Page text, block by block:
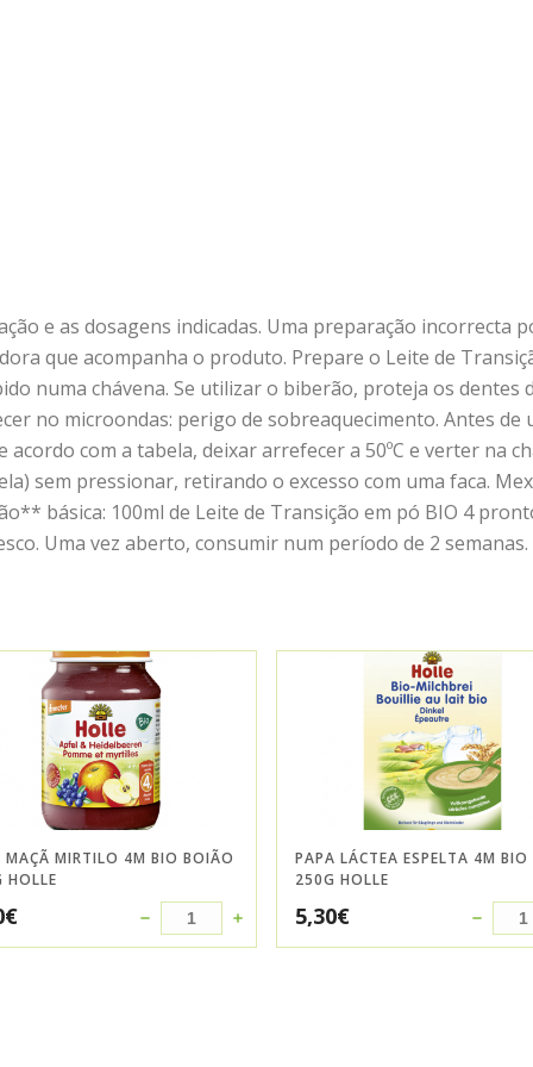
e as dosagens indicadas. Uma preparação incorrecta
que acompanha o produto. Prepare o Leite de
numa chávena. Se utilizar o biberão, proteja os dentes
no microondas: perigo de sobreaquecimento. Antes de
com a tabela, deixar arrefecer a 50ºC e verter na
sem pressionar, retirando o excesso com uma faca.
básica: 100ml de Leite de Transição em pó BIO 4
Uma vez aberto, consumir num período de 2 semanas.
MAÇÃ MIRTILO 4M BIO BOIÃO
HOLLE
€
PAPA LÁCTEA ESPELTA 4M BIO
250G HOLLE
5,30€